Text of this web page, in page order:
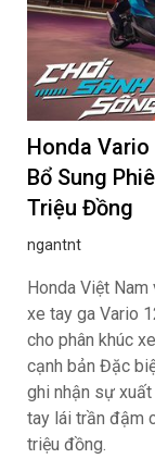
Honda
Bổ Sung
Triệu Đồng
ngantnt
Honda Việt
xe tay ga Vario
cho phân khúc
cạnh bản Đặc
ghi nhận sự
tay lái trần đậm
triệu đồng.